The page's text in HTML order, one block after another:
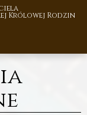
Królowej Rodzin